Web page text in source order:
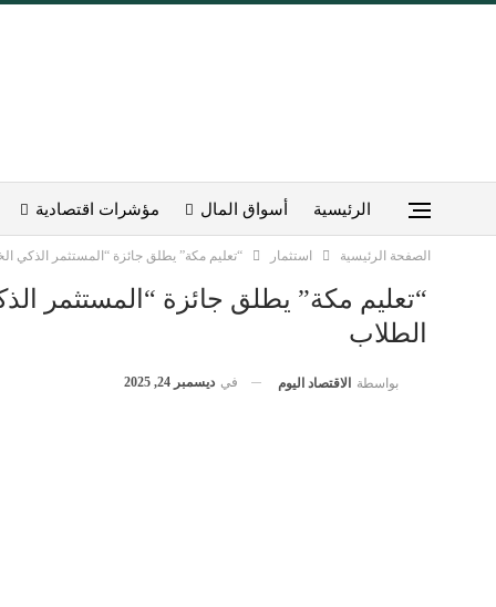
الرئيسية أسواق المال مؤشرات اقتصادية
الصفحة الرئيسية استثمار “تعليم مكة” يطلق جائزة “المستثمر الذكي
“تعليم مكة” يطلق جائزة “المستثمر
الطلاب
بواسطة الاقتصاد اليوم في ديسمبر 24, 2025